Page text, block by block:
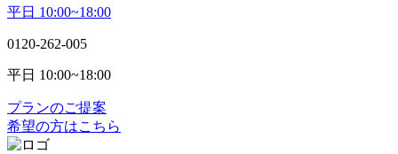
平日 10:00~18:00
0120-262-005
平日 10:00~18:00
プランのご提案
希望の方はこちら